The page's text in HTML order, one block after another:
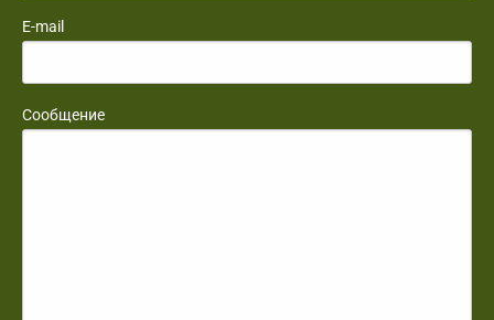
E-mail
Сообщение